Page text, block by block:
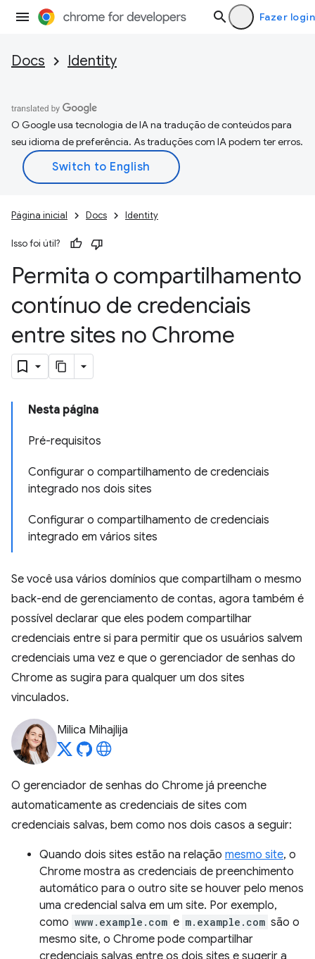
Fazer login
Docs Identity
O Google usa tecnologia de IA na tradução de conteúdos para
seu idioma de preferência. As traduções com IA podem ter erros.
Página inicial Docs Identity
Isso foi útil?
Permita o compartilhamento
contínuo de credenciais
entre sites no Chrome
Nesta página
Pré-requisitos
Configurar o compartilhamento de credenciais
integrado nos dois sites
Configurar o compartilhamento de credenciais
integrado em vários sites
Se você usa vários domínios que compartilham o mesmo
back-end de gerenciamento de contas, agora também é
possível declarar que eles podem compartilhar
credenciais entre si para permitir que os usuários salvem
credenciais uma vez e que o gerenciador de senhas do
Chrome as sugira para qualquer um dos sites
vinculados.
Milica Mihajlija
O gerenciador de senhas do Chrome já preenche
automaticamente as credenciais de sites com
credenciais salvas, bem como nos dois casos a seguir:
Quando dois sites estão na relação mesmo site, o
Chrome mostra as credenciais de preenchimento
automático para o outro site se houver pelo menos
uma credencial salva em um site. Por exemplo,
como www.example.com e m.example.com são o
mesmo site, o Chrome pode compartilhar
credenciais salvas entre os dois sites e sugerir a